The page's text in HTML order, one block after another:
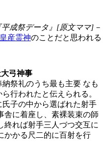
平成祭データ』[原文ママ]－
産霊神のことだと思われる
弓神事
祭礼のうち最も主要 なも
行われたと伝えられる。
子の中から選ばれた射手
舎に着座し、素裸装束の師
終れば射手三人づつ交互に
かかる尺二的に百射を行